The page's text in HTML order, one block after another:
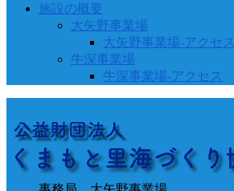
施設の概要
大矢野事業場
大矢野事業場-アクセス
牛深事業場
牛深事業場-アクセス